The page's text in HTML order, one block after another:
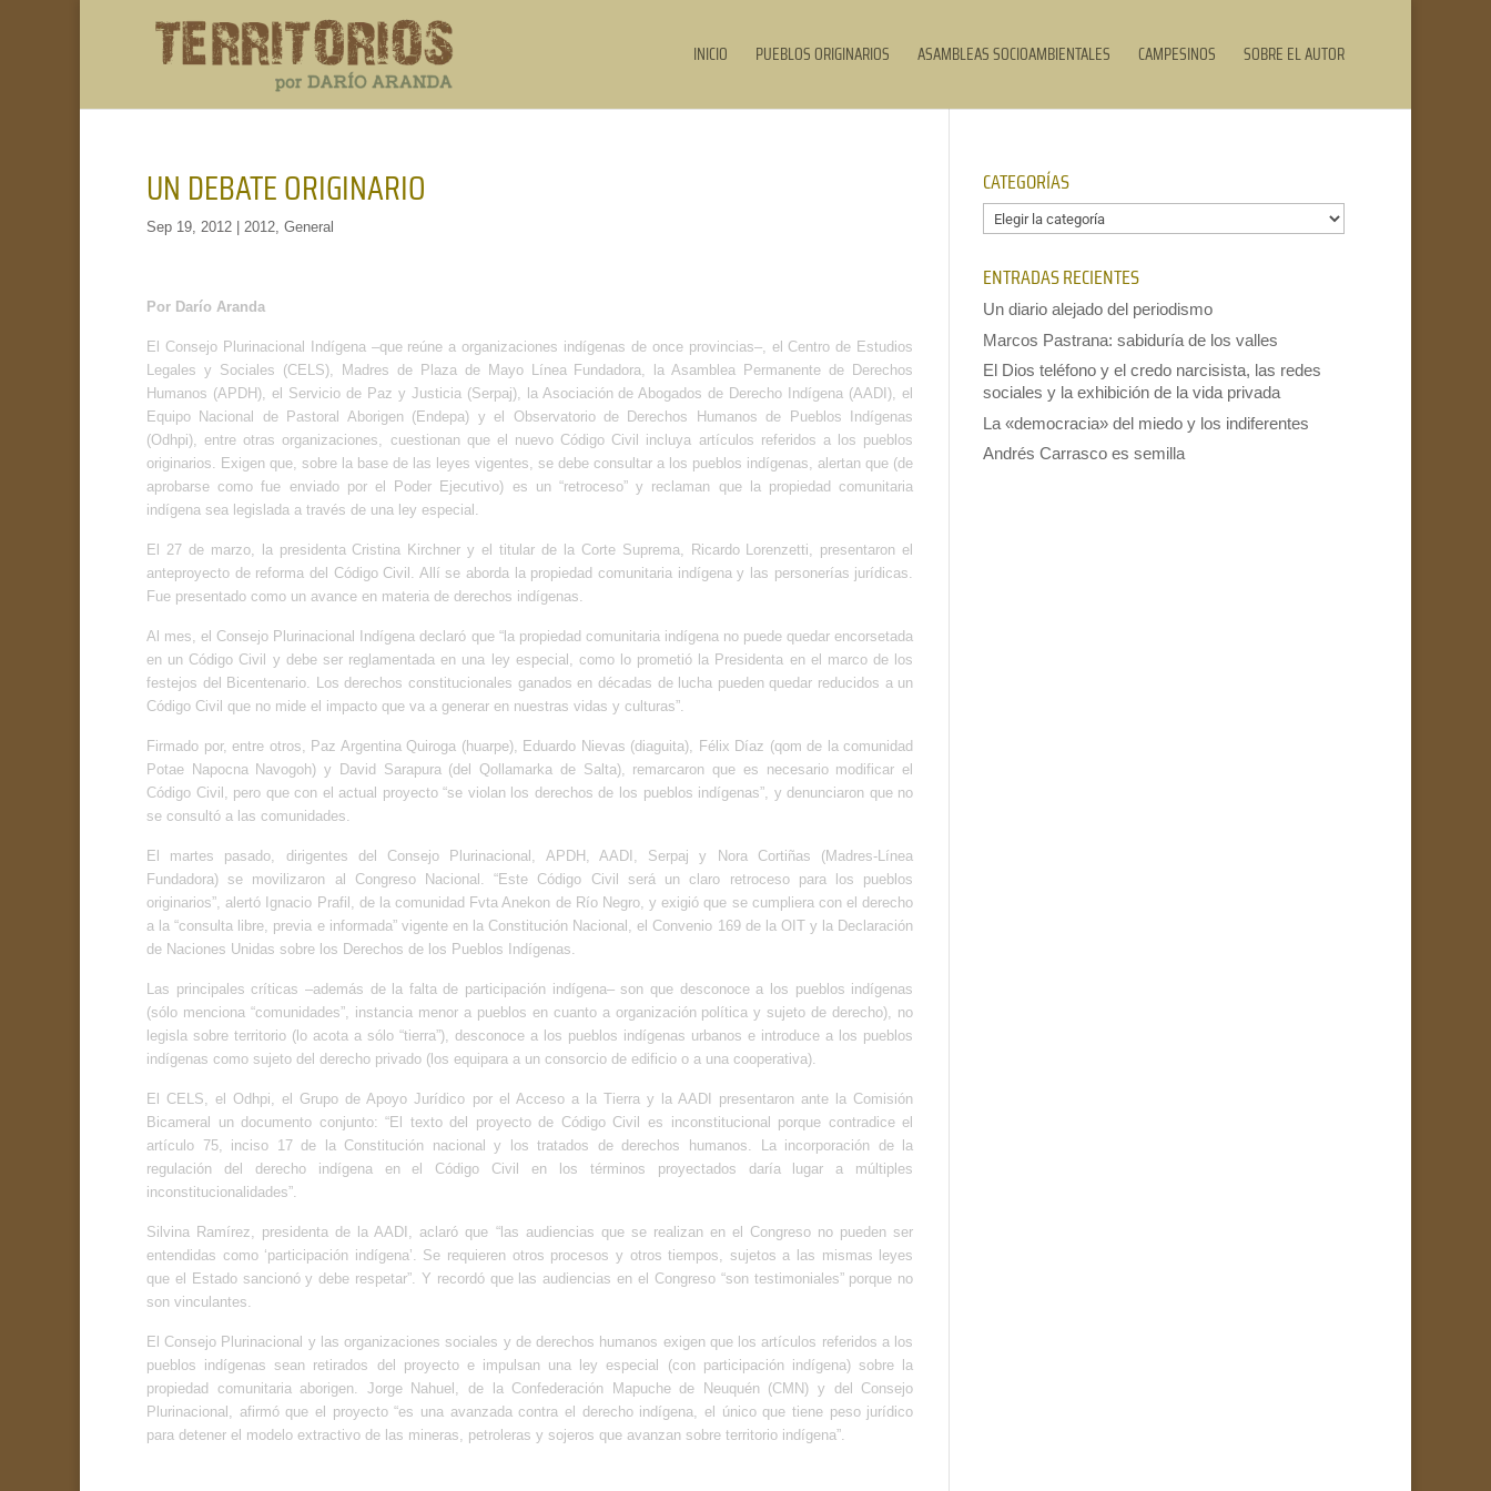
INICIO PUEBLOS ORIGINARIOS ASAMBLEAS SOCIOAMBIENTALES CAMPESINOS SOBRE EL AUTOR
UN DEBATE ORIGINARIO
Sep 19, 2012 2012, General
Por Darío Aranda
El Consejo Plurinacional Indígena –que reúne a organizaciones indígenas de once provincias–, el Centro de Estudios
Legales y Sociales (CELS), Madres de Plaza de Mayo Línea Fundadora, la Asamblea Permanente de Derechos
Humanos (APDH), el Servicio de Paz y Justicia (Serpaj), la Asociación de Abogados de Derecho Indígena (AADI), el
Equipo Nacional de Pastoral Aborigen (Endepa) y el Observatorio de Derechos Humanos de Pueblos Indígenas
(Odhpi), entre otras organizaciones, cuestionan que el nuevo Código Civil incluya artículos referidos a los pueblos
originarios. Exigen que, sobre la base de las leyes vigentes, se debe consultar a los pueblos indígenas, alertan que (de
aprobarse como fue enviado por el Poder Ejecutivo) es un “retroceso” y reclaman que la propiedad comunitaria
indígena sea legislada a través de una ley especial.
El 27 de marzo, la presidenta Cristina Kirchner y el titular de la Corte Suprema, Ricardo Lorenzetti, presentaron el
anteproyecto de reforma del Código Civil. Allí se aborda la propiedad comunitaria indígena y las personerías jurídicas.
Fue presentado como un avance en materia de derechos indígenas.
Al mes, el Consejo Plurinacional Indígena declaró que “la propiedad comunitaria indígena no puede quedar encorsetada
en un Código Civil y debe ser reglamentada en una ley especial, como lo prometió la Presidenta en el marco de los
festejos del Bicentenario. Los derechos constitucionales ganados en décadas de lucha pueden quedar reducidos a un
Código Civil que no mide el impacto que va a generar en nuestras vidas y culturas”.
Firmado por, entre otros, Paz Argentina Quiroga (huarpe), Eduardo Nievas (diaguita), Félix Díaz (qom de la comunidad
Potae Napocna Navogoh) y David Sarapura (del Qollamarka de Salta), remarcaron que es necesario modificar el
Código Civil, pero que con el actual proyecto “se violan los derechos de los pueblos indígenas”, y denunciaron que no
se consultó a las comunidades.
El martes pasado, dirigentes del Consejo Plurinacional, APDH, AADI, Serpaj y Nora Cortiñas (Madres-Línea
Fundadora) se movilizaron al Congreso Nacional. “Este Código Civil será un claro retroceso para los pueblos
originarios”, alertó Ignacio Prafil, de la comunidad Fvta Anekon de Río Negro, y exigió que se cumpliera con el derecho
a la “consulta libre, previa e informada” vigente en la Constitución Nacional, el Convenio 169 de la OIT y la Declaración
de Naciones Unidas sobre los Derechos de los Pueblos Indígenas.
Las principales críticas –además de la falta de participación indígena– son que desconoce a los pueblos indígenas
(sólo menciona “comunidades”, instancia menor a pueblos en cuanto a organización política y sujeto de derecho), no
legisla sobre territorio (lo acota a sólo “tierra”), desconoce a los pueblos indígenas urbanos e introduce a los pueblos
indígenas como sujeto del derecho privado (los equipara a un consorcio de edificio o a una cooperativa).
El CELS, el Odhpi, el Grupo de Apoyo Jurídico por el Acceso a la Tierra y la AADI presentaron ante la Comisión
Bicameral un documento conjunto: “El texto del proyecto de Código Civil es inconstitucional porque contradice el
artículo 75, inciso 17 de la Constitución nacional y los tratados de derechos humanos. La incorporación de la
regulación del derecho indígena en el Código Civil en los términos proyectados daría lugar a múltiples
inconstitucionalidades”.
Silvina Ramírez, presidenta de la AADI, aclaró que “las audiencias que se realizan en el Congreso no pueden ser
entendidas como ‘participación indígena’. Se requieren otros procesos y otros tiempos, sujetos a las mismas leyes
que el Estado sancionó y debe respetar”. Y recordó que las audiencias en el Congreso “son testimoniales” porque no
son vinculantes.
El Consejo Plurinacional y las organizaciones sociales y de derechos humanos exigen que los artículos referidos a los
pueblos indígenas sean retirados del proyecto e impulsan una ley especial (con participación indígena) sobre la
propiedad comunitaria aborigen. Jorge Nahuel, de la Confederación Mapuche de Neuquén (CMN) y del Consejo
Plurinacional, afirmó que el proyecto “es una avanzada contra el derecho indígena, el único que tiene peso jurídico
para detener el modelo extractivo de las mineras, petroleras y sojeros que avanzan sobre territorio indígena”.
CATEGORÍAS
Categorías
ENTRADAS RECIENTES
Un diario alejado del periodismo
Marcos Pastrana: sabiduría de los valles
El Dios teléfono y el credo narcisista, las redes
sociales y la exhibición de la vida privada
La «democracia» del miedo y los indiferentes
Andrés Carrasco es semilla